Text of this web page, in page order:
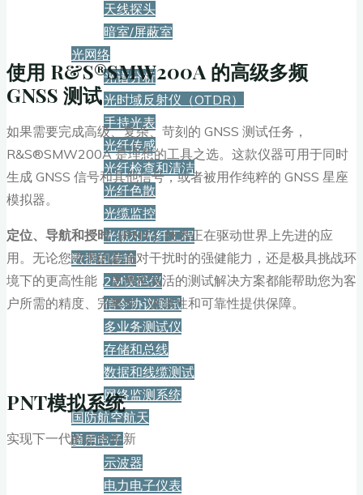
天线探头
暗室/屏蔽室
光网络
光谱分析
光时域反射仪（OTDR）
手持光表
光纤传感
光纤检查和清洁
光纤色散
光缆监控
光缆和光纤工程
数据和传输
2M误码仪
信令协议测试
多业务测试仪
存储和总线
数据和线缆测试
网络监测系统
国防航空航天
通用电子
示波器
电力电子仪表
使用 R&S®SMW200A 的高级多频
GNSS 测试
如果需要完成高级、复杂、苛刻的 GNSS 测试任务，
R&S®SMW200A 是理想的工具之选。这款仪器可用于同时
生成 GNSS 信号和其他信号，或者被用作纯粹的 GNSS 星座
模拟器。
定位、导航和授时（PNT）技术正在驱动世界上先进的应
用。无论您寻求的是面对干扰时的强健能力，还是极具挑战环
境下的更高性能，思博伦灵活的测试解决方案都能帮助您为客
户所需的精度、完整性、连续性和可靠性提供保障。
PNT模拟系统
实现下一代的定位创新